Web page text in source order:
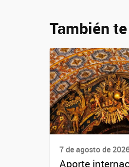
También
7 de agosto de
Aporte